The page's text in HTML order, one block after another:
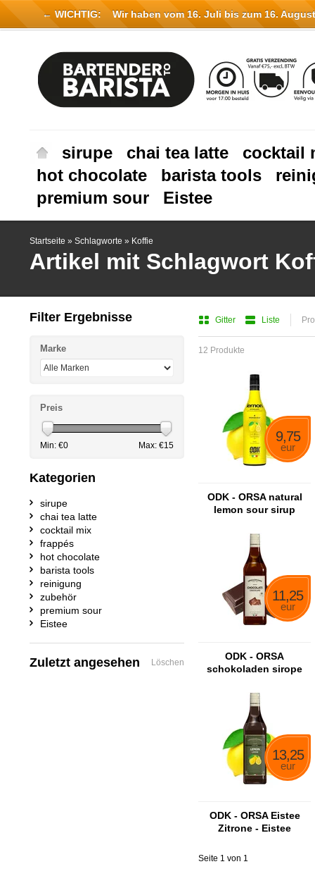
sirupe chai tea latte
cocktail
hot chocolate
barista tools
premium sour
Eistee
Startseite » Schlagworte » Koffie
Artikel mit Schlagwort
Gitter Liste
12 Produkte
9,75
eur
ODK - ORSA natural
lemon sour sirup
11,25
eur
ODK - ORSA
schokoladen sirope
13,25
eur
ODK - ORSA Eistee
Zitrone - Eistee
Seite 1 von 1
Filter Ergebnisse
Marke
Preis
Min: €0 Max: €15
Kategorien
sirupe
chai tea latte
cocktail mix
frappés
hot chocolate
barista tools
reinigung
zubehör
premium sour
Eistee
Zuletzt angesehen Löschen
← WICHTIG: Wir haben vom 16. Juli bis zum 16.